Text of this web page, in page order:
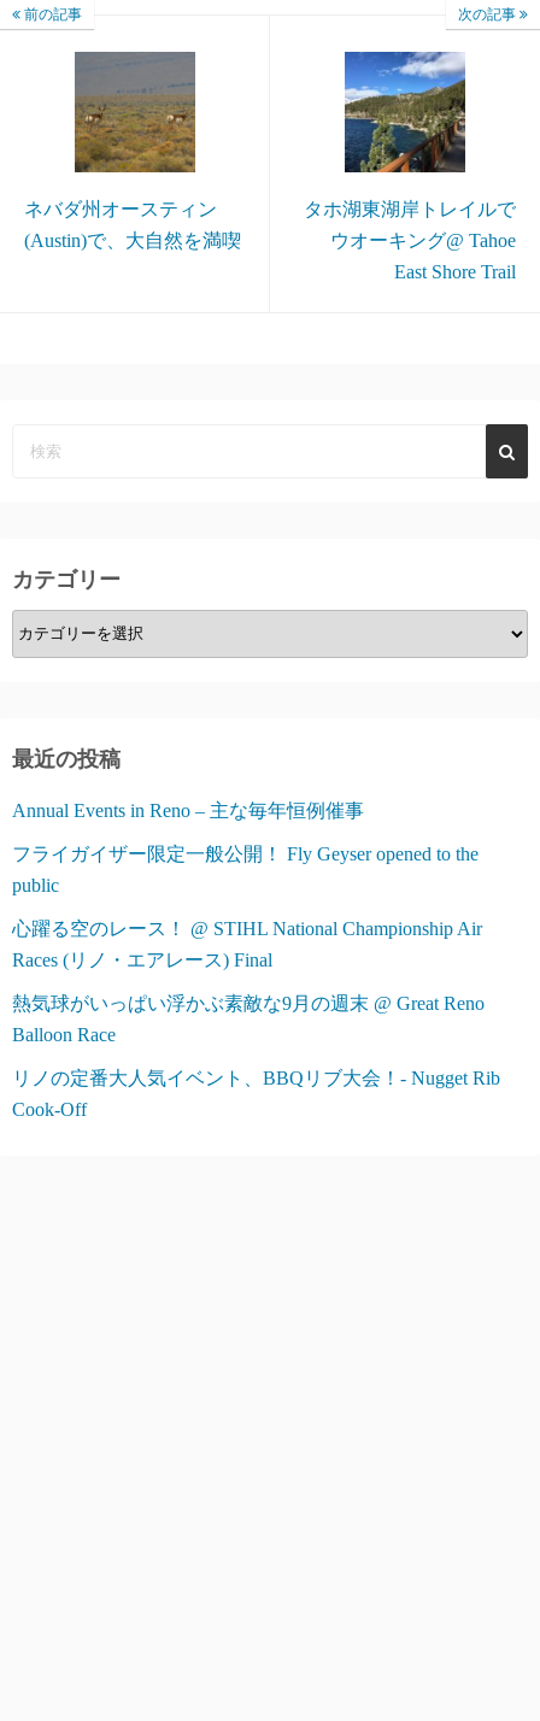
前の記事
ネバダ州オースティン
(Austin)で、大自然を満喫
次の記事
タホ湖東湖岸トレイルで
ウオーキング@ Tahoe
East Shore Trail
カテゴリー
カ
テ
ー
最近の投稿
Annual Events in Reno – 主な毎年恒例催事
フライガイザー限定一般公開！ Fly Geyser opened to the
public
心躍る空のレース！ @ STIHL National Championship Air
Races (リノ・エアレース) Final
熱気球がいっぱい浮かぶ素敵な9月の週末 @ Great Reno
Balloon Race
リノの定番大人気イベント、BBQリブ大会！- Nugget Rib
Cook-Off